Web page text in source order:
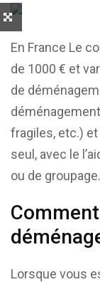
En France Le
de 1000 € et
de
fragiles, etc.)
seul, avec le
ou de groupage.
Lorsque vous